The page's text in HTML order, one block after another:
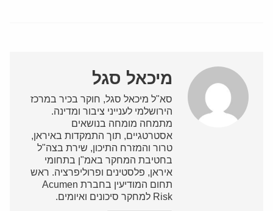
מיכאל סגל
סא"ל מיכאל סגל, חוקר בכיר במרכז
הירושלמי לענייני ציבור ומדינה.
מתמחה מומחה בנושאים
אסטרטגיים, תוך התמקדות באיראן,
טרור והמזרח התיכון, שירת בצה"ל
בחטיבת המחקר באמ"ן בתחומי
איראן, פלסטינים ופרוליפרציה. ראש
תחום המודיעין בחברת Acumen
Risk למחקר סיכונים ואיומים.